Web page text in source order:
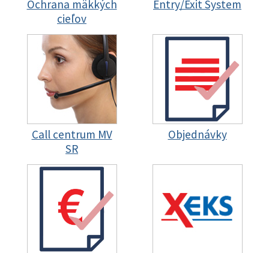
Ochrana mäkkých
cieľov
Entry/Exit System
Call centrum MV
SR
Objednávky